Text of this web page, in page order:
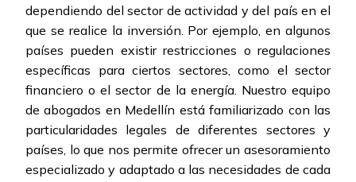
dependiendo del sector de actividad y del país en el
que se realice la inversión. Por ejemplo, en algunos
países pueden existir restricciones o regulaciones
específicas para ciertos sectores, como el sector
financiero o el sector de la energía. Nuestro equipo
de abogados en Medellín está familiarizado con las
particularidades legales de diferentes sectores y
países, lo que nos permite ofrecer un asesoramiento
especializado y adaptado a las necesidades de cada